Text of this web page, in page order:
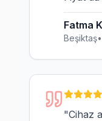
Fatma
Beşiktaş•
"Cihaz